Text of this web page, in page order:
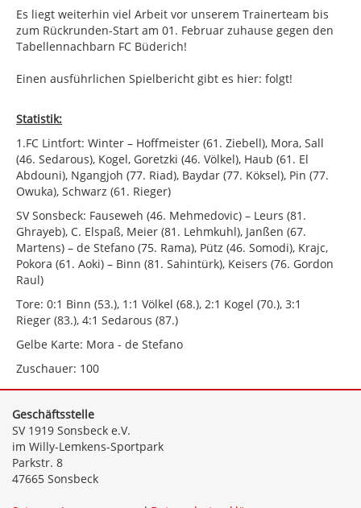
Es liegt weiterhin viel Arbeit vor unserem Trainerteam bis
zum Rückrunden-Start am 01. Februar zuhause gegen den
Tabellennachbarn FC Büderich!
Einen ausführlichen Spielbericht gibt es hier: folgt!
Statistik:
1.FC Lintfort: Winter – Hoffmeister (61. Ziebell), Mora, Sall
(46. Sedarous), Kogel, Goretzki (46. Völkel), Haub (61. El
Abdouni), Ngangjoh (77. Riad), Baydar (77. Köksel), Pin (77.
Owuka), Schwarz (61. Rieger)
SV Sonsbeck: Fauseweh (46. Mehmedovic) – Leurs (81.
Ghrayeb), C. Elspaß, Meier (81. Lehmkuhl), Janßen (67.
Martens) – de Stefano (75. Rama), Pütz (46. Somodi), Krajc,
Pokora (61. Aoki) – Binn (81. Sahintürk), Keisers (76. Gordon
Raul)
Tore: 0:1 Binn (53.), 1:1 Völkel (68.), 2:1 Kogel (70.), 3:1
Rieger (83.), 4:1 Sedarous (87.)
Gelbe Karte: Mora - de Stefano
Zuschauer: 100
Geschäftsstelle
SV 1919 Sonsbeck e.V.
im Willy-Lemkens-Sportpark
Parkstr. 8
47665 Sonsbeck